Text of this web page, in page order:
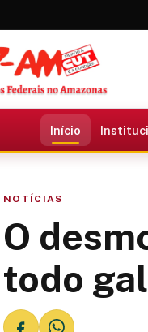
Início
NOTÍCIAS
O
todo